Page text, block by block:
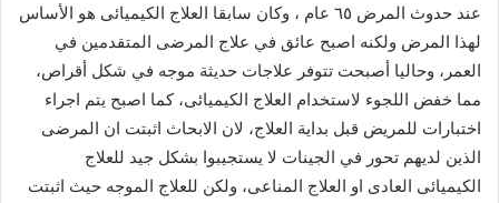
عند حدوث المرض ٦٥ عام ، وكان سابقا العلاج الكيميائى هو الأساس
لهذا المرض ولكنه اصبح عائق في علاج المرضى المتقدمين في
العمر، وحاليا أصبحت تتوفر علاجات حديثة موجه في شكل أقراص،
مما خفض اللجوء لاستخدام العلاج الكيميائى، كما اصبح يتم اجراء
اختبارات للمريض قبل بداية العلاج، لان الابحاث اثبتت ان المرضى
الذين لديهم تحور في الجينات لا يستجيبوا بشكل جيد للعلاج
الكيميائى العادى او العلاج المناعى، ولكن للعلاج الموجه حيث اثبتت